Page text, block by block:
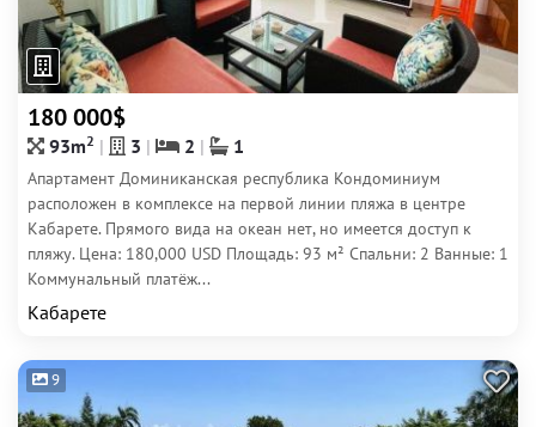
180 000$
93m2 3 2 1
Апартамент Доминиканская республика Кондоминиум
расположен в комплексе на первой линии пляжа в центре
Кабарете. Прямого вида на океан нет, но имеется доступ к
пляжу. Цена: 180,000 USD Площадь: 93 м² Спальни: 2 Ванные: 1
Коммунальный платёж...
Кабарете
9